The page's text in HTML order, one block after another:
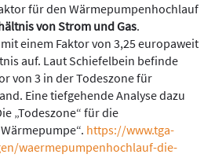
für den Wärmepumpenhochlauf
von Strom und Gas.
einem Faktor von 3,25 europaweit
auf. Laut Schiefelbein befinde
von 3 in der Todeszone für
Eine tiefgehende Analyse dazu
„Todeszone“ für die
https://www.tga-
waermepumpenhochlauf-die-